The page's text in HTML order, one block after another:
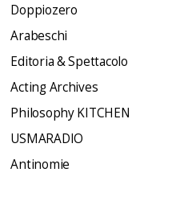
Doppiozero
Arabeschi
Editoria & Spettacolo
Acting Archives
Philosophy KITCHEN
USMARADIO
Antinomie